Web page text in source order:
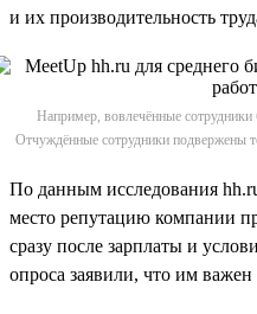
и их производительность
Например, вовлечённые
Отчуждённые сотрудники подвержены
По данным исследования
место репутацию компании
сразу после зарплаты и
опроса заявили, что им важен